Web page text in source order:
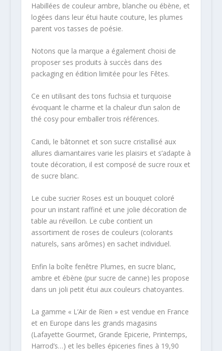
Habillées de couleur ambre, blanche ou ébène, et
logées dans leur étui haute couture, les plumes
parent vos tasses de poésie.
Notons que la marque a également choisi de
proposer ses produits à succès dans des
packaging en édition limitée pour les Fêtes.
Ce en utilisant des tons fuchsia et turquoise
évoquant le charme et la chaleur d’un salon de
thé cosy pour emballer trois références.
Candi, le bâtonnet et son sucre cristallisé aux
allures diamantaires varie les plaisirs et s’adapte à
toute décoration, il est composé de sucre roux et
de sucre blanc.
Le cube sucrier Roses est un bouquet coloré
pour un instant raffiné et une jolie décoration de
table au réveillon. Le cube contient un
assortiment de roses de couleurs (colorants
naturels, sans arômes) en sachet individuel.
Enfin la boîte fenêtre Plumes, en sucre blanc,
ambre et ébène (pur sucre de canne) les propose
dans un joli petit étui aux couleurs chatoyantes.
La gamme « L’Air de Rien » est vendue en France
et en Europe dans les grands magasins
(Lafayette Gourmet, Grande Epicerie, Printemps,
Harrod’s…) et les belles épiceries fines à 19,90